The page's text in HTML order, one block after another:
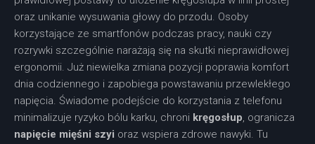
oraz unikanie wysuwania głowy do przodu. Osoby
korzystające ze smartfonów podczas pracy, nauki czy
rozrywki szczególnie narażają się na skutki nieprawidłowej
ergonomii. Już niewielka zmiana pozycji poprawia komfort
dnia codziennego i zapobiega powstawaniu przewlekłego
napięcia. Świadome podejście do korzystania z telefonu
minimalizuje ryzyko bólu karku, chroni kręgosłup, ogranicza
napięcie mięśni szyi oraz wspiera zdrowe nawyki. Tu